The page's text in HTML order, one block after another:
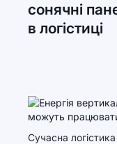
сонячні
в логістиці
Сучасна